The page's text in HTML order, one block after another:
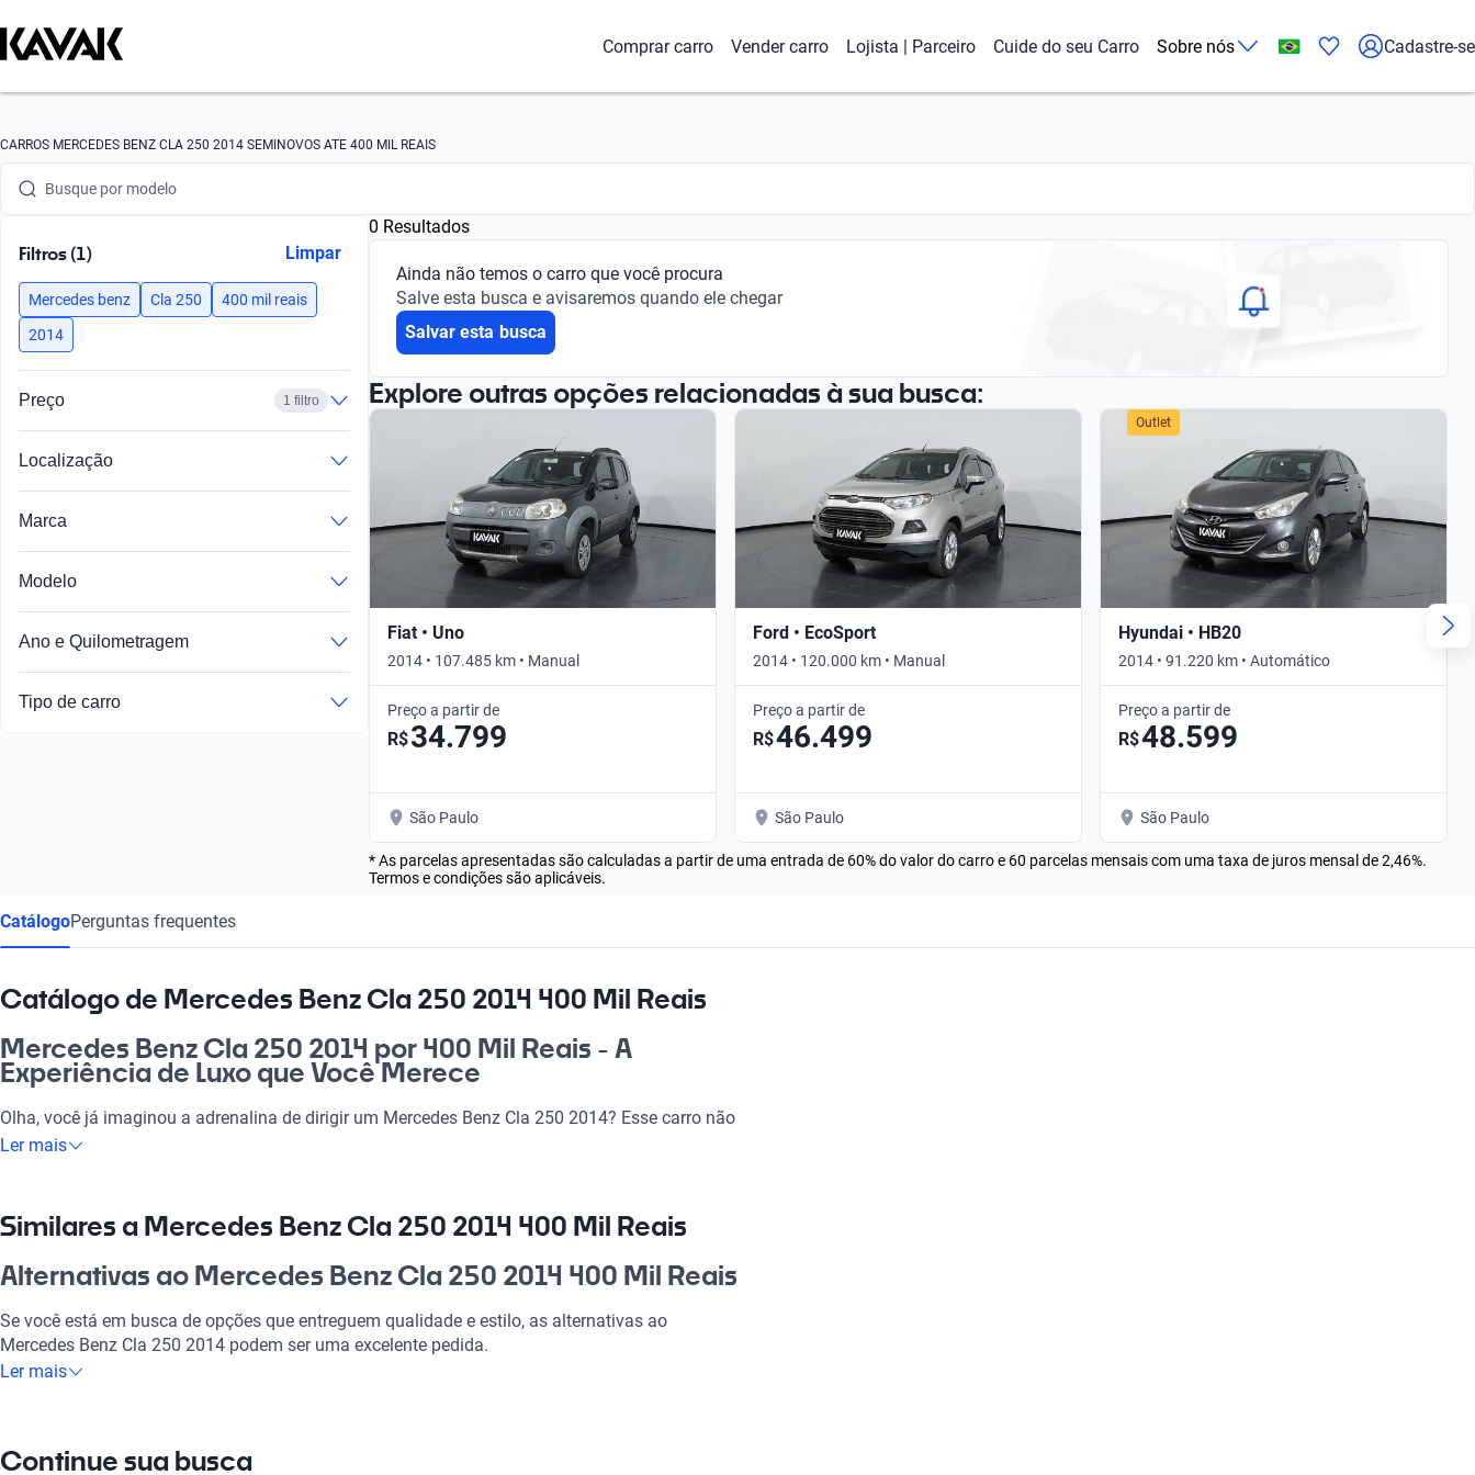
Comprar carro Vender carro Lojista | Parceiro Cuide do seu Carro Sobre nós Cadastre-se
CARROS MERCEDES BENZ CLA 250 2014 SEMINOVOS ATE 400 MIL REAIS
Busque por marca
Busque por modelo
Busque por ano
Busque por marca
Busque por versão
Filtros (1) Limpar
Mercedes benz Cla 250
400 mil reais
2014
Preço 1 filtro
Localização
Marca
Modelo
Ano e Quilometragem
Tipo de carro
0 Resultados
Ainda não temos o carro que você procura
Salve esta busca e avisaremos quando ele chegar
Salvar esta busca
Explore outras opções relacionadas à sua busca:
Fiat • Uno
2014 • 107.485 km • Manual
Preço a partir de
R$34.799
São Paulo
Ford • EcoSport
2014 • 120.000 km • Manual
Preço a partir de
R$46.499
São Paulo
Outlet
Hyundai • HB20
2014 • 91.220 km • Automático
Preço a partir de
R$48.599
São Paulo
* As parcelas apresentadas são calculadas a partir de uma entrada de 60% do valor do carro e 60 parcelas mensais com uma taxa de juros mensal de 2,46%.
Termos e condições são aplicáveis.
CatálogoPerguntas frequentes
Catálogo de Mercedes Benz Cla 250 2014 400 Mil Reais
Mercedes Benz Cla 250 2014 por 400 Mil Reais - A
Experiência de Luxo que Você Merece
Olha, você já imaginou a adrenalina de dirigir um Mercedes Benz Cla 250 2014? Esse carro não
é só um automóvel, é uma experiência que transforma cada trajeto em um momento especial.
ponta, o Mercedes Benz Cla 250 2014 é uma escolha certa para quem busca aliar conforto,
segurança e estilo na condução. Não vai se arrepender!
Por que escolher Mercedes Benz Cla 250 2014 400 Mil
Reais?
Tecnologia ao seu dispor
Modelos Mais Demandados
Ler mais
Similares a Mercedes Benz Cla 250 2014 400 Mil Reais
Alternativas ao Mercedes Benz Cla 250 2014 400 Mil Reais
Se você está em busca de opções que entreguem qualidade e estilo, as alternativas ao
Mercedes Benz Cla 250 2014 podem ser uma excelente pedida.
Ler mais
Continue sua busca